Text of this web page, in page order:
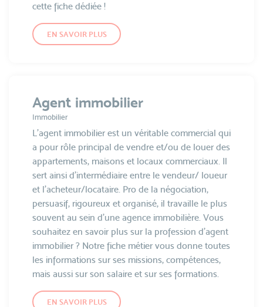
cette fiche dédiée !
EN SAVOIR PLUS
Agent immobilier
Immobilier
L’agent immobilier est un véritable commercial qui
a pour rôle principal de vendre et/ou de louer des
appartements, maisons et locaux commerciaux. Il
sert ainsi d’intermédiaire entre le vendeur/ loueur
et l’acheteur/locataire. Pro de la négociation,
persuasif, rigoureux et organisé, il travaille le plus
souvent au sein d’une agence immobilière. Vous
souhaitez en savoir plus sur la profession d’agent
immobilier ? Notre fiche métier vous donne toutes
les informations sur ses missions, compétences,
mais aussi sur son salaire et sur ses formations.
EN SAVOIR PLUS